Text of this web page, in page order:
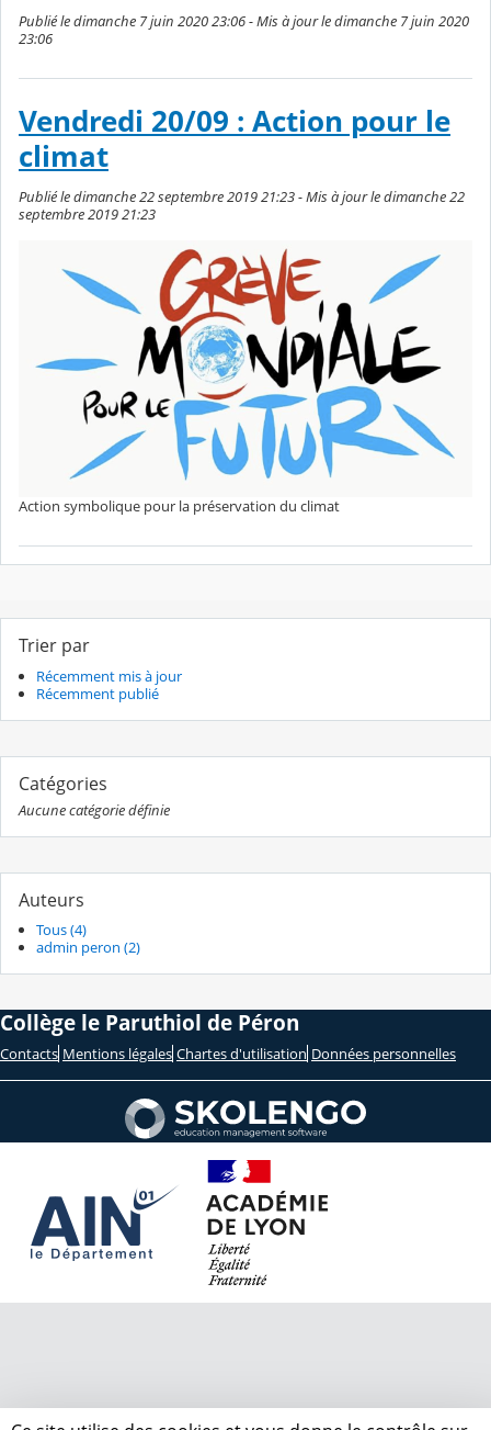
Publié le dimanche 7 juin 2020 23:06 - Mis à jour le dimanche 7 juin 2020
23:06
Vendredi 20/09 : Action pour le
climat
Publié le dimanche 22 septembre 2019 21:23 - Mis à jour le dimanche 22
septembre 2019 21:23
Action symbolique pour la préservation du climat
Trier par
Récemment mis à jour
Récemment publié
Catégories
Aucune catégorie définie
Auteurs
Tous (4)
admin peron (2)
Collège le Paruthiol de Péron
Contacts Mentions légales Chartes d'utilisation Données personnelles